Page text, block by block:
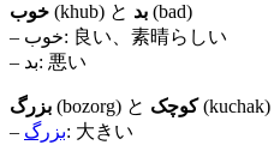
خوب (khub) と بد (bad)
– خوب: 良い、素晴らしい
– بد: 悪い
بزرگ (bozorg) と کوچک(kuchak)
– بزرگ: 大きい